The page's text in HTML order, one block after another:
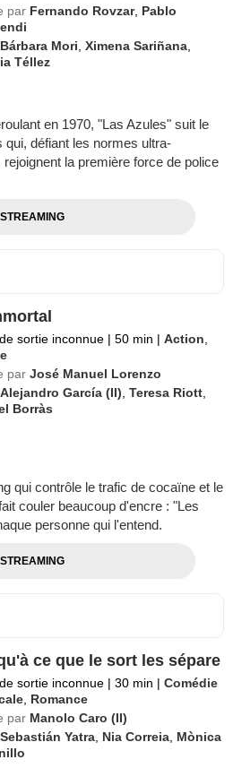
par Fernando Rovzar, Pablo
Bárbara Mori ,Ximena Sariñana
Téllez
en 1970, "Las Azules" suit le
défiant les normes ultra-
la première force de police
STREAMING
sortie inconnue | 50 min | Action
par José Manuel Lorenzo
Alejandro García (II) ,Teresa Riott
Borràs
qui contrôle le trafic de cocaïne et le
couler beaucoup d'encre : "Les
personne qui l'entend.
STREAMING
ce que le sort les sépare
sortie inconnue | 30 min | Comédie
Romance
par Manolo Caro (II)
Sebastián Yatra Nia Correia Mònica